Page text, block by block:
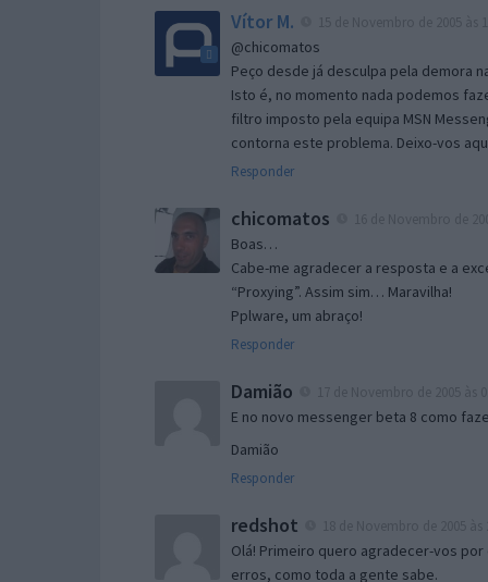
Vítor M.
@chicomatos
Peço desde já desculpa pela demora
Isto é, no momento nada podemos
filtro imposto pela equipa MSN
contorna este problema. Deixo-vos
Responder
chicomatos
Boas…
Cabe-me agradecer a resposta e a
“Proxying”. Assim sim… Maravilha!
Pplware, um abraço!
Responder
Damião
E no novo messenger beta 8 como
Damião
Responder
redshot
Olá! Primeiro quero agradecer-vos
erros, como toda a gente sabe.